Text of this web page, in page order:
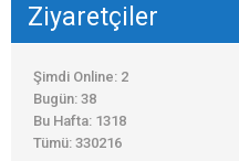
Ziyaretçiler
Şimdi Online: 2
Bugün: 38
Bu Hafta: 1318
Tümü: 330216